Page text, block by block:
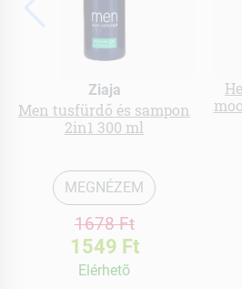
Ziaja
Men tusfürdő és sampon
2in1 300 ml
MEGNÉZEM
1678 Ft
1549 Ft
Elérhetõ